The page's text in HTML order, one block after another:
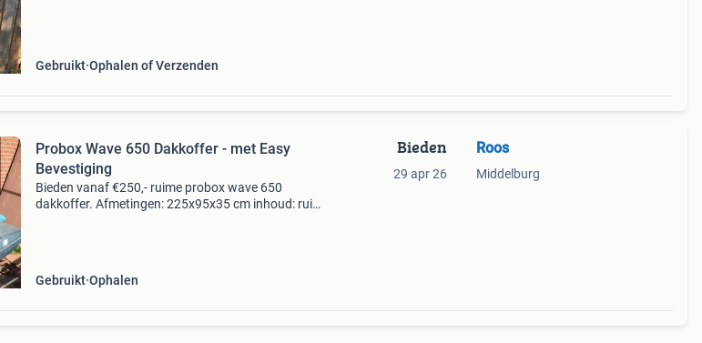
Gebruikt Ophalen of Verzenden
Probox Wave 650 Dakkoffer - met Easy
Bevestiging
Bieden vanaf €250,- ruime probox wave 650
dakkoffer. Afmetingen: 225x95x35 cm inhoud: ruim
Gebruikt Ophalen
Bieden
29 apr 26
Roos
Middelburg